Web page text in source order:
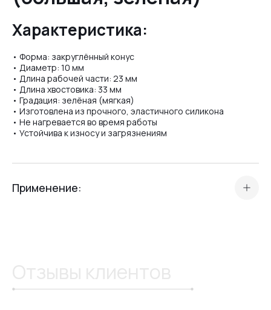
№07
№08
Характеристика:
• Форма: закруглённый конус
• Диаметр: 10 мм
• Длина рабочей части: 23 мм
• Длина хвостовика: 33 мм
• Градация: зелёная (мягкая)
• Изготовлена из прочного, эластичного силикона
• Не нагревается во время работы
• Устойчива к износу и загрязнениям
Применение:
градации
быструю, плавную и